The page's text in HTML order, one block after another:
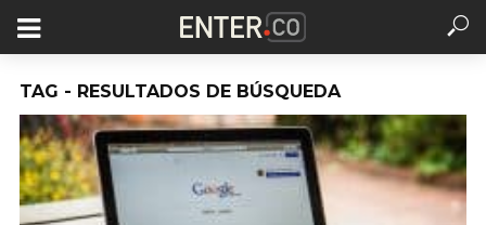
TAG - RESULTADOS DE BÚSQUEDA